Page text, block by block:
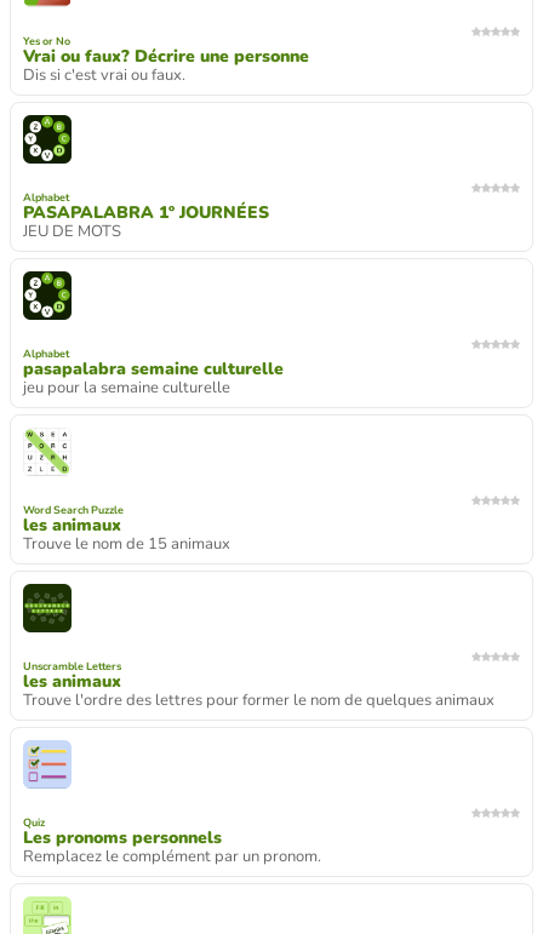
Yes or No
Vrai ou faux? Décrire une personne
Dis si c'est vrai ou faux.
Alphabet
PASAPALABRA 1º JOURNÉES
JEU DE MOTS
Alphabet
pasapalabra semaine culturelle
jeu pour la semaine culturelle
Word Search Puzzle
les animaux
Trouve le nom de 15 animaux
Unscramble Letters
les animaux
Trouve l'ordre des lettres pour former le nom de quelques animaux
Quiz
Les pronoms personnels
Remplacez le complément par un pronom.